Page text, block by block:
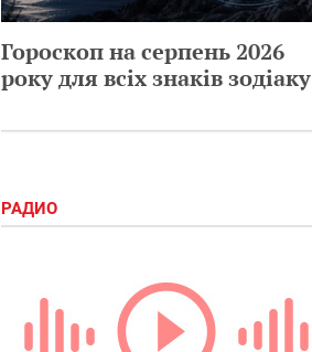
Гороскоп на серпень 2026
року для всіх знаків зодіаку
РАДИО